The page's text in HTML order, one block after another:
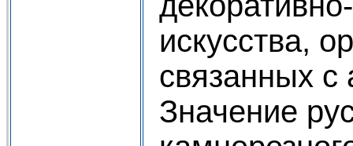
искусства,
связанных с
Значение